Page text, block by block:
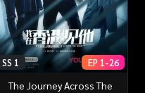
SS 1 EP 1-26
The Journey Across The